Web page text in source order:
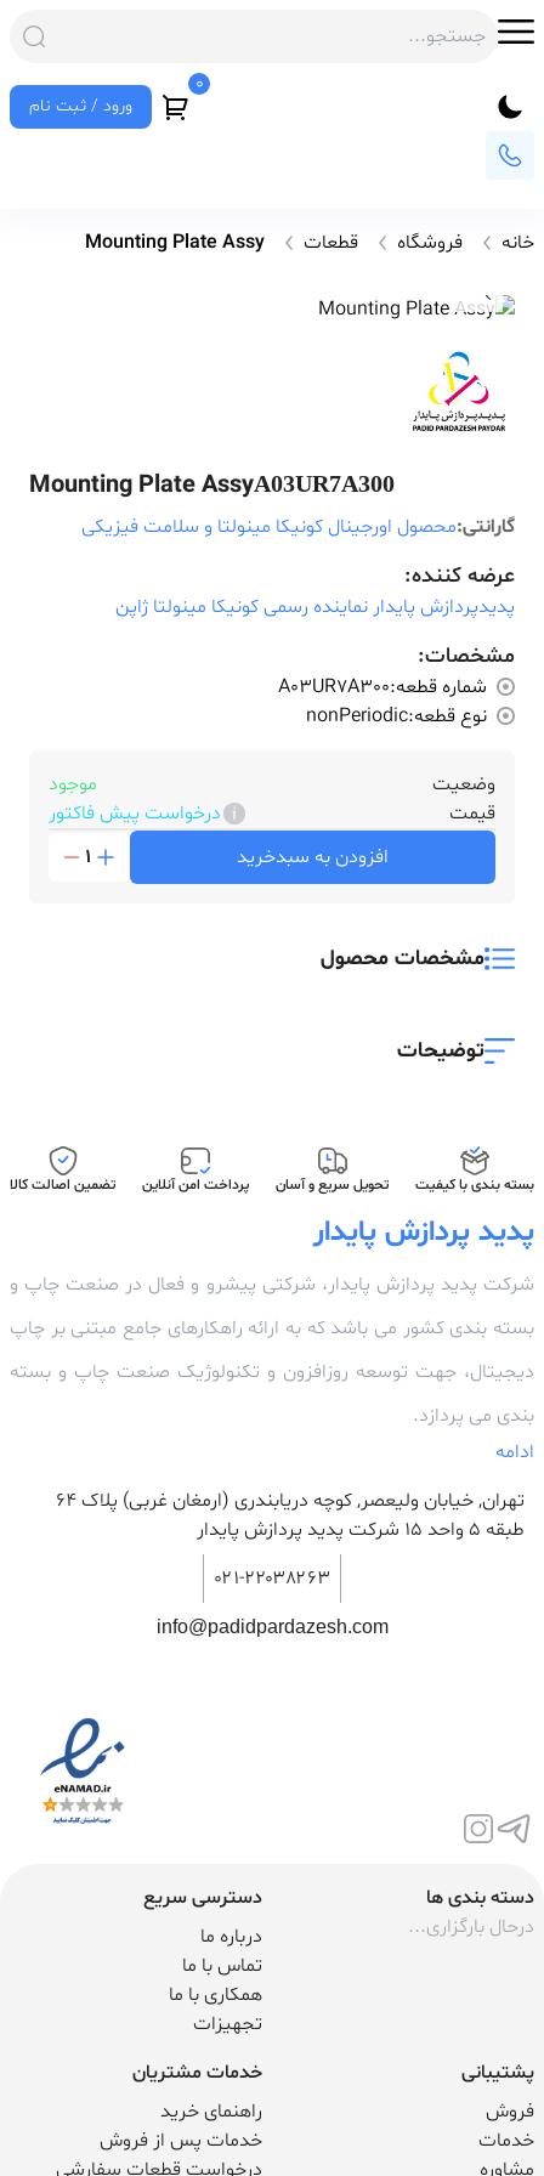
0
ورود / ثبت نام
خانه فروشگاه قطعات Mounting Plate Assy
Mounting Plate AssyA03UR7A300
گارانتی:محصول اورجینال کونیکا مینولتا و سلامت فیزیکی
عرضه کننده:
پدیدپردازش پایدار نماینده رسمی کونیکا مینولتا ژاپن
مشخصات:
شماره قطعه:A03UR7A300
نوع قطعه:nonPeriodic
وضعیت
موجود
قیمت
درخواست پیش فاکتور
افزودن به سبدخرید
1
مشخصات محصول
توضیحات
بسته بندی با کیفیت تحویل سریع و آسان پرداخت امن آنلاین تضمین اصالت کالا
پدید پردازش پایدار
شرکت پدید پردازش پایدار، شرکتی پیشرو و فعال در صنعت چاپ و
بسته بندی کشور می باشد که به ارائه راهکارهای جامع مبتنی بر چاپ
دیجیتال، جهت توسعه روزافزون و تکنولوژیک صنعت چاپ و بسته
بندی می پردازد.
ادامه
تهران, خیابان ولیعصر, کوچه دریابندری (ارمغان غربی) پلاک 64
طبقه ۵ واحد ۱۵ شرکت پدید پردازش پایدار
۰۲۱-۲۲۰۳۸۲۶۳
info@padidpardazesh.com
دسته بندی ها
درحال بارگزاری...
دسترسی سریع
درباره ما
تماس با ما
همکاری با ما
تجهیزات
پشتیبانی
فروش
خدمات
مشاوره
خدمات مشتریان
راهنمای خرید
خدمات پس از فروش
درخواست قطعات سفارشی